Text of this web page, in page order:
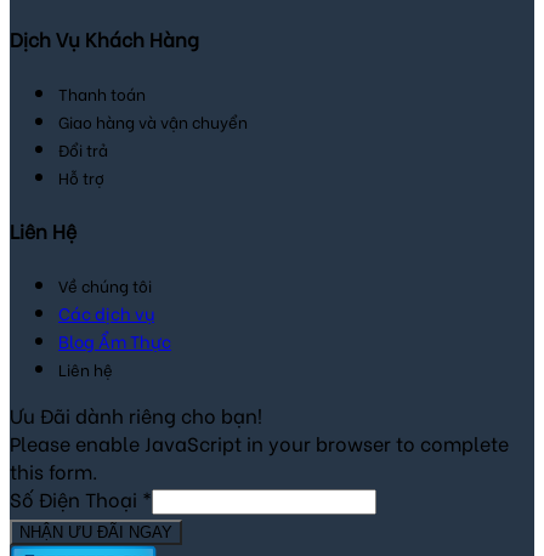
Dịch Vụ Khách Hàng
Thanh toán
Giao hàng và vận chuyển
Đổi trả
Hỗ trợ
Liên Hệ
Về chúng tôi
Các dịch vụ
Blog Ẩm Thực
Liên hệ
Ưu Đãi dành riêng cho bạn!
Please enable JavaScript in your browser to complete
this form.
Số Điện Thoại *
NHẬN ƯU ĐÃI NGAY